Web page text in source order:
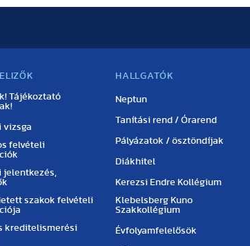
Tájékoztató
vizsga
felvételi
jelentkezés,
szakok felvételi
kreditelismerési
HALLGATÓK
Neptun
Tanítási rend / Órarend
Pályázatok / ösztöndíjak
Diákhitel
Kerezsi Endre Kollégium
Klebelsberg Kuno
Szakkollégium
Évfolyamfelelősök